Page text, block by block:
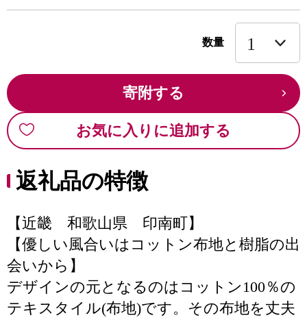
数量
寄附する
お気に入りに追加する
返礼品の特徴
【近畿 和歌山県 印南町】
【優しい風合いはコットン布地と樹脂の出
会いから】
デザインの元となるのはコットン100％の
テキスタイル(布地)です。その布地を丈夫